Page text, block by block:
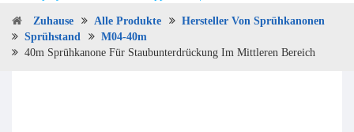
Zuhause Alle Produkte
Hersteller Von Sprühkanonen
Sprühstand
M04-40m
40m Sprühkanone Für Staubunterdrückung Im Mittleren Bereich